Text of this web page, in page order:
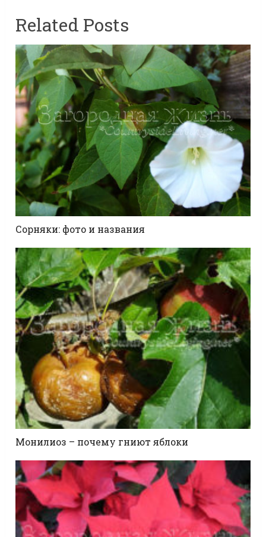
Related Posts
Сорняки: фото и названия
Монилиоз – почему гниют яблоки